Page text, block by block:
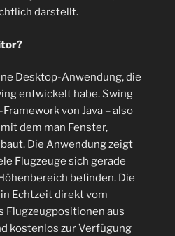
darstellt.
Desktop-Anwendung, die
entwickelt habe. Swing
von Java – also
dem man Fenster,
Die Anwendung zeigt
Flugzeuge sich gerade
befinden. Die
Echtzeit direkt vom
Flugzeugpositionen aus
kostenlos zur Verfügung